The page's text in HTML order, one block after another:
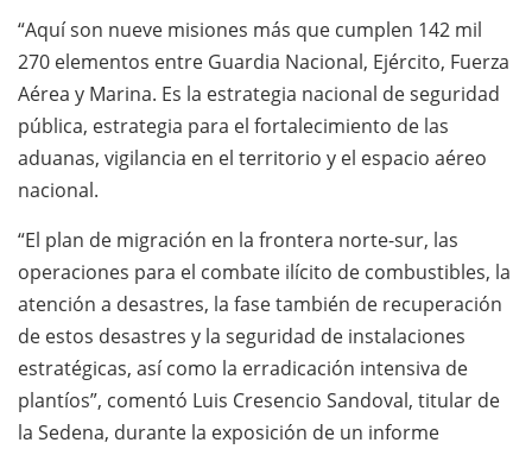
“Aquí son nueve misiones más que cumplen 142 mil
270 elementos entre Guardia Nacional, Ejército, Fuerza
Aérea y Marina. Es la estrategia nacional de seguridad
pública, estrategia para el fortalecimiento de las
aduanas, vigilancia en el territorio y el espacio aéreo
nacional.
“El plan de migración en la frontera norte-sur, las
operaciones para el combate ilícito de combustibles, la
atención a desastres, la fase también de recuperación
de estos desastres y la seguridad de instalaciones
estratégicas, así como la erradicación intensiva de
plantíos”, comentó Luis Cresencio Sandoval, titular de
la Sedena, durante la exposición de un informe